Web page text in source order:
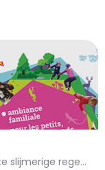
Wat vreselijk, een spin! Jakkes, een grote slijmerige regenworm! En slakken, daar wil ik het al helemaal niet…